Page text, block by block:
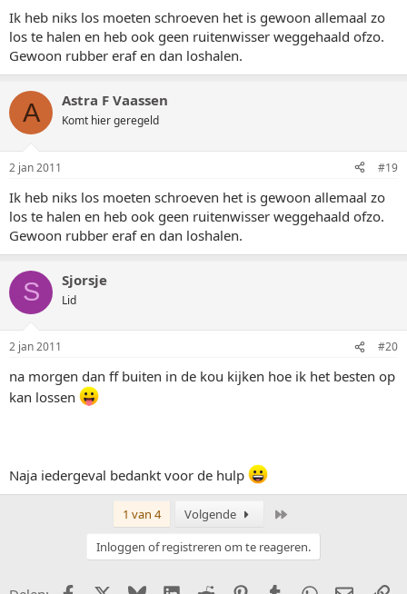
Ik heb niks los moeten schroeven het is gewoon allemaal zo
los te halen en heb ook geen ruitenwisser weggehaald ofzo.
Gewoon rubber eraf en dan loshalen.
A Astra F Vaassen
Komt hier geregeld
2 jan 2011 #19
Ik heb niks los moeten schroeven het is gewoon allemaal zo
los te halen en heb ook geen ruitenwisser weggehaald ofzo.
Gewoon rubber eraf en dan loshalen.
S Sjorsje
Lid
2 jan 2011 #20
na morgen dan ff buiten in de kou kijken hoe ik het besten op
kan lossen
Naja iedergeval bedankt voor de hulp
1 van 4 Volgende
Inloggen of registreren om te reageren.